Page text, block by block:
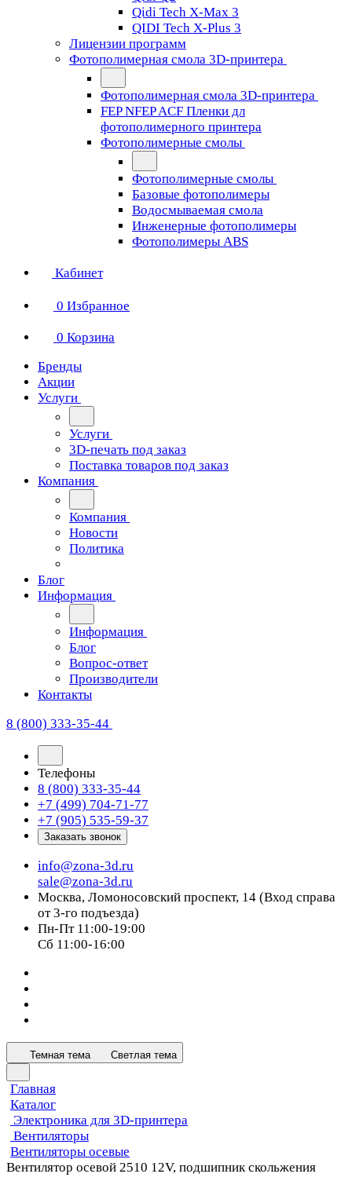
Qidi Tech X-Max 3
QIDI Tech X-Plus 3
Лицензии программ
Фотополимерная смола 3D-принтера
Фотополимерная смола 3D-принтера
FEP NFEP ACF Пленки дл
фотополимерного принтера
Фотополимерные смолы
Фотополимерные смолы
Базовые фотополимеры
Водосмываемая смола
Инженерные фотополимеры
Фотополимеры ABS
Кабинет
0 Избранное
0 Корзина
Бренды
Акции
Услуги
Услуги
3D-печать под заказ
Поставка товаров под заказ
Компания
Компания
Новости
Политика
Блог
Информация
Информация
Блог
Вопрос-ответ
Производители
Контакты
8 (800) 333-35-44
Телефоны
8 (800) 333-35-44
+7 (499) 704-71-77
+7 (905) 535-59-37
Заказать звонок
info@zona-3d.ru
sale@zona-3d.ru
Москва, Ломоносовский проспект, 14 (Вход справа
от 3-го подъезда)
Пн-Пт 11:00-19:00
Сб 11:00-16:00
Темная тема Светлая тема
Главная
Каталог
Электроника для 3D-принтера
Вентиляторы
Вентиляторы осевые
Вентилятор осевой 2510 12V, подшипник скольжения